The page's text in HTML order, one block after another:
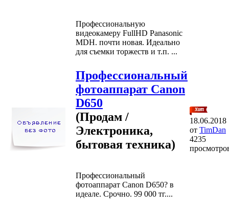
Профессиональную
видеокамеру FullHD Panasonic
MDH. почти новая. Идеально
для съемки торжеств и т.п. ...
Профессиональный
фотоаппарат Canon
D650
(Продам /
Электроника,
бытовая техника)
Профессиональный
фотоаппарат Canon D650? в
идеале. Срочно. 99 000 тг....
18.06.2018
от TimDan
4235